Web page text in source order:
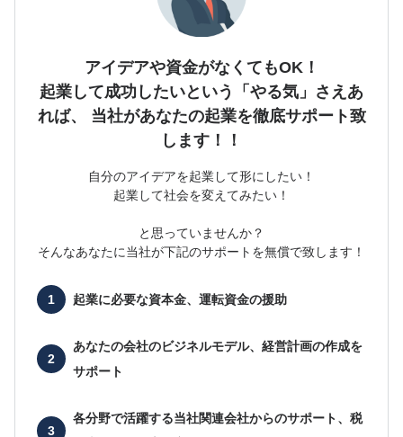
アイデアや資金がなくてもOK！
起業して成功したいという「やる気」さえあ
れば、
当社があなたの起業を徹底サポート致
します！！
自分のアイデアを起業して形にしたい！
起業して社会を変えてみたい！
と思っていませんか？
そんなあなたに当社が下記のサポートを無償で致します！
起業に必要な資本金、運転資金の援助
あなたの会社のビジネルモデル、経営計画の作成を
サポート
各分野で活躍する当社関連会社からのサポート、 税